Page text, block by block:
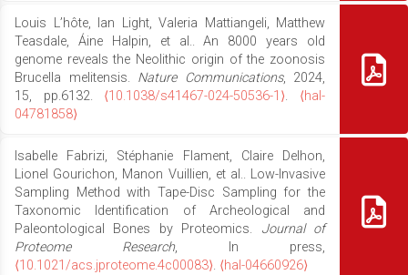
Louis L’hôte, Ian Light, Valeria Mattiangeli, Matthew
Teasdale, Áine Halpin, et al.. An 8000 years old
genome reveals the Neolithic origin of the zoonosis
Brucella melitensis. Nature Communications, 2024,
15, pp.6132. ⟨10.1038/s41467-024-50536-1⟩. ⟨hal-
04781858⟩
Isabelle Fabrizi, Stéphanie Flament, Claire Delhon,
Lionel Gourichon, Manon Vuillien, et al.. Low-Invasive
Sampling Method with Tape-Disc Sampling for the
Taxonomic Identification of Archeological and
Paleontological Bones by Proteomics. Journal of
Proteome Research, In press,
⟨10.1021/acs.jproteome.4c00083⟩. ⟨hal-04660926⟩